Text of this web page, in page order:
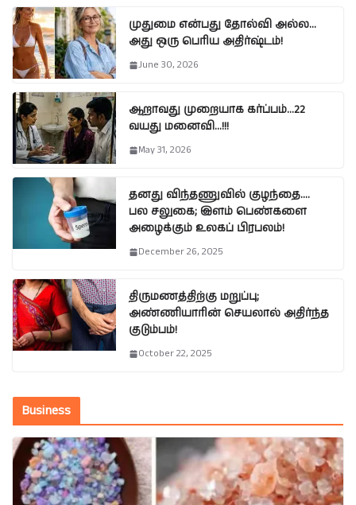
முதுமை என்பது தோல்வி அல்ல…
அது ஒரு பெரிய அதிர்ஷ்டம்!
June 30, 2026
ஆறாவது முறையாக கர்ப்பம்…22
வயது மனைவி…!!!
May 31, 2026
தனது விந்தணுவில் குழந்தை….
பல சலுகை; இளம் பெண்களை
அழைக்கும் உலகப் பிரபலம்!
December 26, 2025
திருமணத்திற்கு மறுப்பு;
அண்ணியாரின் செயலால் அதிர்ந்த
குடும்பம்!
October 22, 2025
Business